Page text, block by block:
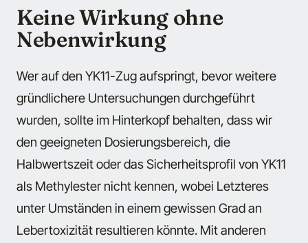
Keine Wirkung ohne
Nebenwirkung
Wer auf den YK11-Zug aufspringt, bevor weitere
gründlichere Untersuchungen durchgeführt
wurden, sollte im Hinterkopf behalten, dass wir
den geeigneten Dosierungsbereich, die
Halbwertszeit oder das Sicherheitsprofil von YK11
als Methylester nicht kennen, wobei Letzteres
unter Umständen in einem gewissen Grad an
Lebertoxizität resultieren könnte. Mit anderen